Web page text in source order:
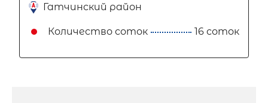
Гатчинский район
Количество соток 16 соток